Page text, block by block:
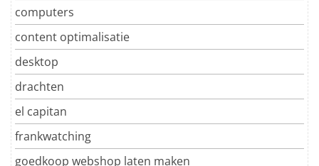
computers
content optimalisatie
desktop
drachten
el capitan
frankwatching
goedkoop webshop laten maken